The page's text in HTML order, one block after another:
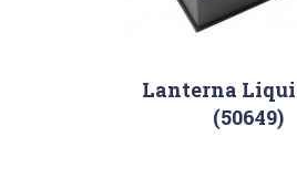
Lanterna
(50649)